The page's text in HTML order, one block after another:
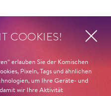
19:30
19:30
COOKIES!
erlauben Sie der Komischen
Pixeln, Tags und ähnlichen
um Ihre Geräte- und
wir Ihre Aktivität